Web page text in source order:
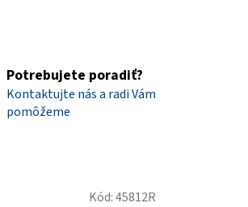
Potrebujete poradiť?
Kontaktujte nás a radi Vám
pomôžeme
Kód:45812R